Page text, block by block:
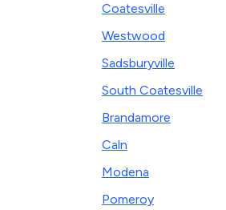
Coatesville
Westwood
Sadsburyville
South Coatesville
Brandamore
Caln
Modena
Pomeroy